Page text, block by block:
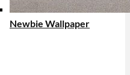
Newbie Wallpaper